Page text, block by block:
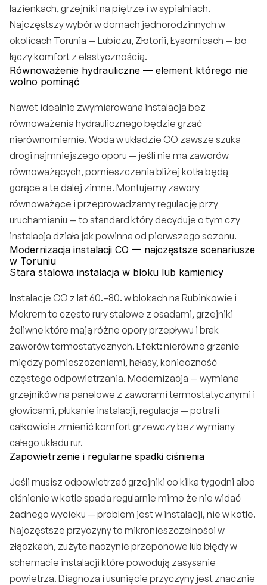
łazienkach, grzejniki na piętrze i w sypialniach.
Najczęstszy wybór w domach jednorodzinnych w
okolicach Torunia — Lubiczu, Złotorii, Łysomicach — bo
łączy komfort z elastycznością.
Równoważenie hydrauliczne — element którego nie
wolno pominąć
Nawet idealnie zwymiarowana instalacja bez
równoważenia hydraulicznego będzie grzać
nierównomiernie. Woda w układzie CO zawsze szuka
drogi najmniejszego oporu — jeśli nie ma zaworów
równoważących, pomieszczenia bliżej kotła będą
gorące a te dalej zimne. Montujemy zawory
równoważące i przeprowadzamy regulację przy
uruchamianiu — to standard który decyduje o tym czy
instalacja działa jak powinna od pierwszego sezonu.
Modernizacja instalacji CO — najczęstsze scenariusze
w Toruniu
Stara stalowa instalacja w bloku lub kamienicy
Instalacje CO z lat 60.–80. w blokach na Rubinkowie i
Mokrem to często rury stalowe z osadami, grzejniki
żeliwne które mają różne opory przepływu i brak
zaworów termostatycznych. Efekt: nierówne grzanie
między pomieszczeniami, hałasy, konieczność
częstego odpowietrzania. Modernizacja — wymiana
grzejników na panelowe z zaworami termostatycznymi i
głowicami, płukanie instalacji, regulacja — potrafi
całkowicie zmienić komfort grzewczy bez wymiany
całego układu rur.
Zapowietrzenie i regularne spadki ciśnienia
Jeśli musisz odpowietrzać grzejniki co kilka tygodni albo
ciśnienie w kotle spada regularnie mimo że nie widać
żadnego wycieku — problem jest w instalacji, nie w kotle.
Najczęstsze przyczyny to mikronieszczelności w
złączkach, zużyte naczynie przeponowe lub błędy w
schemacie instalacji które powodują zasysanie
powietrza. Diagnoza i usunięcie przyczyny jest znacznie